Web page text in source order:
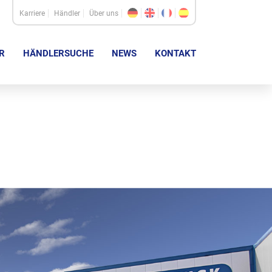
Karriere Händler Über uns
HÄNDLERSUCHE NEWS KONTAKT